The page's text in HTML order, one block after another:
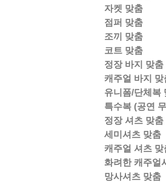
자켓 맞춤
점퍼 맞춤
조끼 맞춤
코트 맞춤
정장 바지 맞춤
캐주얼 바지 맞
유니폼/단체복
특수복 (공연
정장 셔츠 맞춤
세미셔츠 맞춤
캐주얼 셔츠 맞
화려한 캐주얼
망사셔츠 맞춤